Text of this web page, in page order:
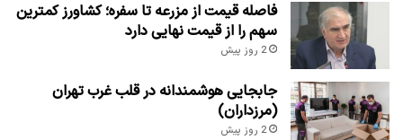
فاصله قیمت از مزرعه تا سفره؛ کشاورز کمترین
سهم را از قیمت نهایی دارد
2 روز پیش
جابجایی هوشمندانه در قلب غرب تهران
(مرزداران)
2 روز پیش